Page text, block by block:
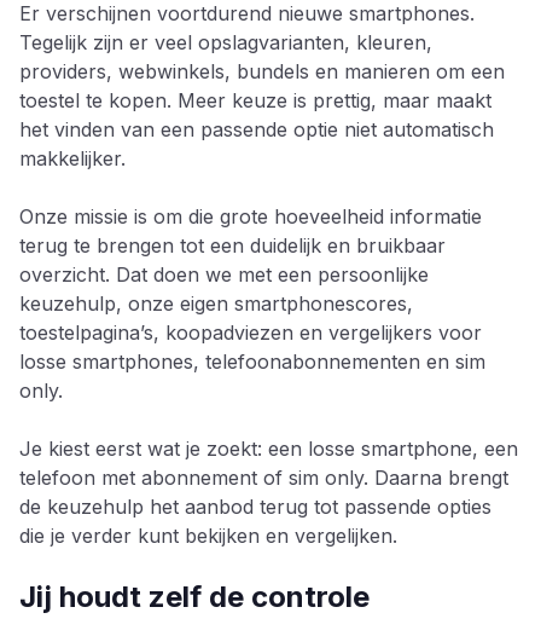
Er verschijnen voortdurend nieuwe smartphones.
Tegelijk zijn er veel opslagvarianten, kleuren,
providers, webwinkels, bundels en manieren om een
toestel te kopen. Meer keuze is prettig, maar maakt
het vinden van een passende optie niet automatisch
makkelijker.
Onze missie is om die grote hoeveelheid informatie
terug te brengen tot een duidelijk en bruikbaar
overzicht. Dat doen we met een persoonlijke
keuzehulp, onze eigen smartphonescores,
toestelpagina’s, koopadviezen en vergelijkers voor
losse smartphones, telefoonabonnementen en sim
only.
Je kiest eerst wat je zoekt: een losse smartphone, een
telefoon met abonnement of sim only. Daarna brengt
de keuzehulp het aanbod terug tot passende opties
die je verder kunt bekijken en vergelijken.
Jij houdt zelf de controle